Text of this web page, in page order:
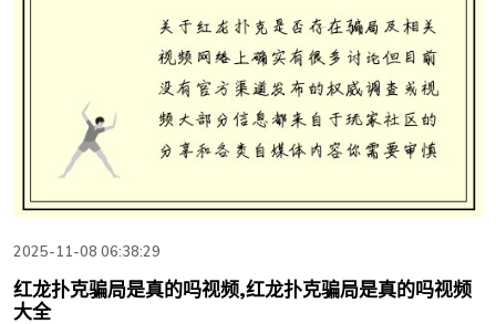
2025-11-08 06:38:29
红龙扑克骗局是真的吗视频,红龙扑克骗局是真的吗视频
大全